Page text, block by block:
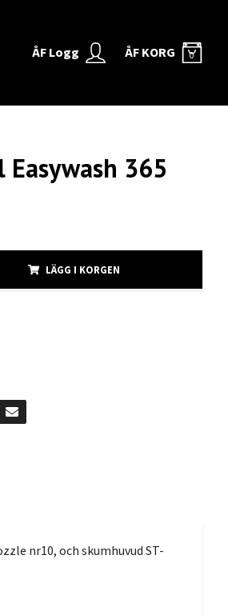
ÅF Logg ÅF KORG 0
365
LÄGG I KORGEN
nr10, och skumhuvud ST-